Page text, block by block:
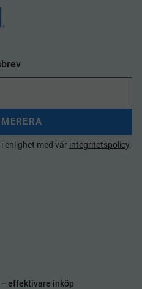
enlighet med vår integritetspolicy.
effektivare inköp